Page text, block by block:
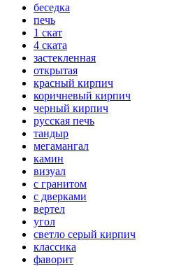
беседка
печь
1 скат
4 ската
застекленная
открытая
красный кирпич
коричневый кирпич
черный кирпич
русская печь
тандыр
мегамангал
камин
визуал
с гранитом
с дверками
вертел
угол
светло серый кирпич
классика
фаворит